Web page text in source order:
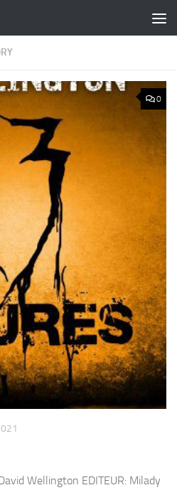
0
Wellington EDITEUR: Milady